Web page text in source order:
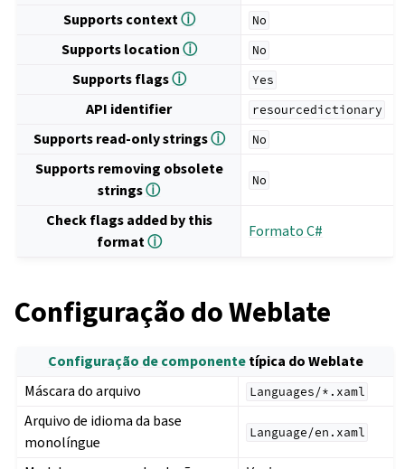
Supports contextⓘ No
Supports locationⓘ No
Supports flagsⓘ Yes
API identifier resourcedictionary
Supports read-only stringsⓘ No
Supports removing obsolete
stringsⓘ
No
Check flags added by this
formatⓘ
Formato C#
Configuração do Weblate
Configuração de componentetípica do Weblate
Máscara do arquivo
Languages/*.xaml
Arquivo de idioma da base
monolíngue
Language/en.xaml